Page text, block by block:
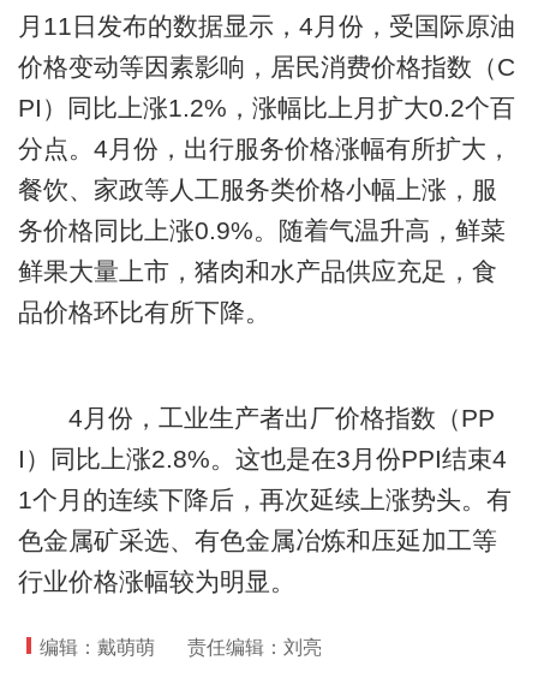
月11日发布的数据显示，4月份，受国际原油
价格变动等因素影响，居民消费价格指数（C
PI）同比上涨1.2%，涨幅比上月扩大0.2个百
分点。4月份，出行服务价格涨幅有所扩大，
餐饮、家政等人工服务类价格小幅上涨，服
务价格同比上涨0.9%。随着气温升高，鲜菜
鲜果大量上市，猪肉和水产品供应充足，食
品价格环比有所下降。
4月份，工业生产者出厂价格指数（PP
I）同比上涨2.8%。这也是在3月份PPI结束4
1个月的连续下降后，再次延续上涨势头。有
色金属矿采选、有色金属冶炼和压延加工等
行业价格涨幅较为明显。
编辑：戴萌萌 责任编辑：刘亮